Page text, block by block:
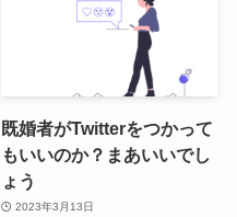
既婚者がTwitterをつかって
もいいのか？まあいいでし
ょう
2023年3月13日